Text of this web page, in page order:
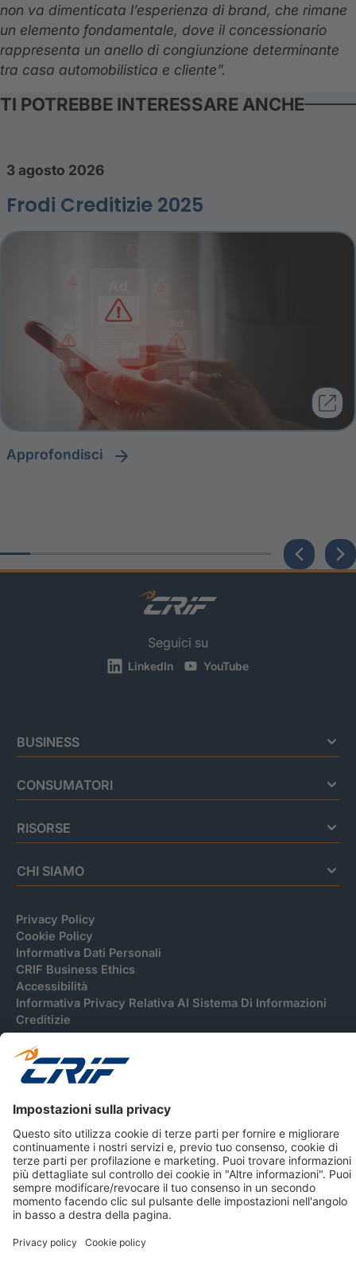
non va dimenticata l’esperienza di brand, che rimane
un elemento fondamentale, dove il concessionario
rappresenta un anello di congiunzione determinante
tra casa automobilistica e cliente”.
TI POTREBBE INTERESSARE ANCHE
3 agosto 2026
Frodi Creditizie 2025
approfondisci
Seguici su
LinkedIn YouTube
BUSINESS
CONSUMATORI
RISORSE
CHI SIAMO
Privacy Policy
Cookie Policy
Informativa Dati Personali
CRIF Business Ethics
Accessibilità
Informativa Privacy Relativa Al Sistema Di Informazioni
Creditizie
Via della Beverara, 21 / 40131 Bologna / Italy Cap. Soc.
sottoscritto € 51.941.235,00 di cui versato € 51.806.190,00 |
R.E.A. n° 410952 | Reg. Impr. Bo, C.F. e P.IVA 02083271201
Società soggetta all'attività di direzione e coordinamento di
CRIBIS Holding S.r.l., Società con unico socio
Società con Sistema di Gestione Certificato da DNV ISO 9001,